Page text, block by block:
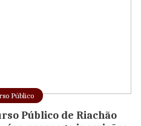
Público
Público de Riachão